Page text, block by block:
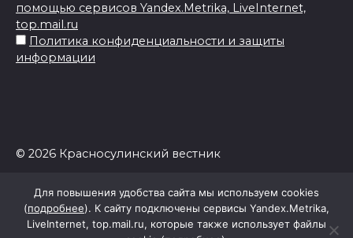
помощью сервисов Yandex.Metrika, LiveInternet,
top.mail.ru
Политика конфиденциальности и защиты
информации
© 2026 Красносулинский вестник
Для повышения удобства сайта мы используем cookies
(подробнее). К сайту подключены сервисы Yandex.Metrika,
LiveInternet, top.mail.ru, которые также использует файлы